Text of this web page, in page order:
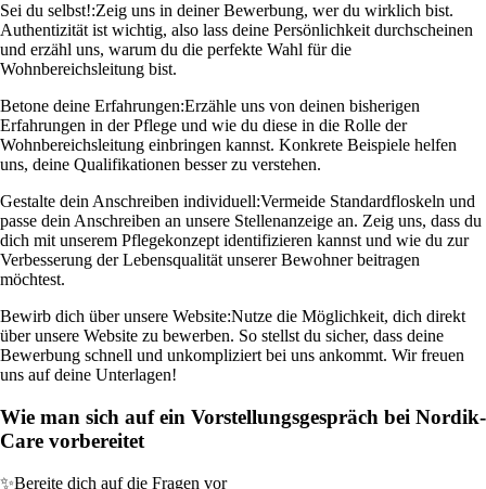
Sei du selbst!:Zeig uns in deiner Bewerbung, wer du wirklich bist.
Authentizität ist wichtig, also lass deine Persönlichkeit durchscheinen
und erzähl uns, warum du die perfekte Wahl für die
Wohnbereichsleitung bist.
Betone deine Erfahrungen:Erzähle uns von deinen bisherigen
Erfahrungen in der Pflege und wie du diese in die Rolle der
Wohnbereichsleitung einbringen kannst. Konkrete Beispiele helfen
uns, deine Qualifikationen besser zu verstehen.
Gestalte dein Anschreiben individuell:Vermeide Standardfloskeln und
passe dein Anschreiben an unsere Stellenanzeige an. Zeig uns, dass du
dich mit unserem Pflegekonzept identifizieren kannst und wie du zur
Verbesserung der Lebensqualität unserer Bewohner beitragen
möchtest.
Bewirb dich über unsere Website:Nutze die Möglichkeit, dich direkt
über unsere Website zu bewerben. So stellst du sicher, dass deine
Bewerbung schnell und unkompliziert bei uns ankommt. Wir freuen
uns auf deine Unterlagen!
Wie man sich auf ein Vorstellungsgespräch bei Nordik-
Care vorbereitet
✨Bereite dich auf die Fragen vor